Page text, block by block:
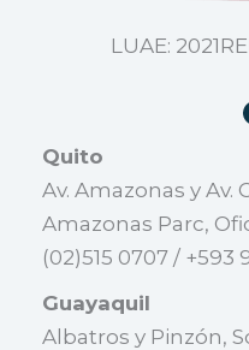
LUAE:
Quito
Av. Amazonas y Av.
Amazonas Parc,
(02)515 0707 / +593
Guayaquil
Albatros y Pinzón,